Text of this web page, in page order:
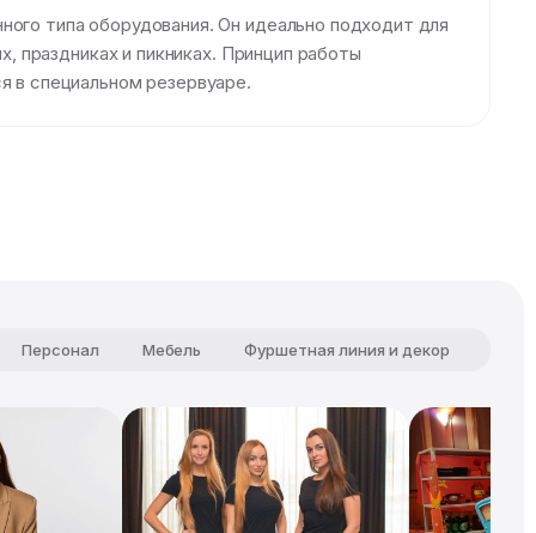
типа оборудования. Он идеально подходит для
праздниках и пикниках. Принцип работы
в специальном резервуаре.
Персонал Мебель Фуршетная линия и декор